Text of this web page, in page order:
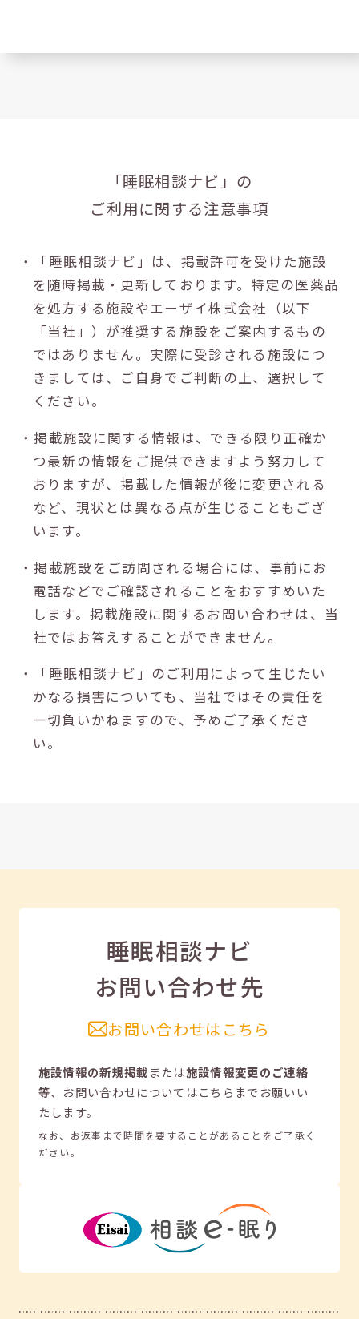
「睡眠相談ナビ」の
ご利用に関する注意事項
・「睡眠相談ナビ」は、掲載許可を受けた施設
を随時掲載・更新しております。特定の医薬品
を処方する施設やエーザイ株式会社（以下
「当社」）が推奨する施設をご案内するもの
ではありません。実際に受診される施設につ
きましては、ご自身でご判断の上、選択して
ください。
・掲載施設に関する情報は、できる限り正確か
つ最新の情報をご提供できますよう努力して
おりますが、掲載した情報が後に変更される
など、現状とは異なる点が生じることもござ
います。
・掲載施設をご訪問される場合には、事前にお
電話などでご確認されることをおすすめいた
します。掲載施設に関するお問い合わせは、当
社ではお答えすることができません。
・「睡眠相談ナビ」のご利用によって生じたい
かなる損害についても、当社ではその責任を
一切負いかねますので、予めご了承くださ
い。
睡眠相談ナビ
お問い合わせ先
お問い合わせはこちら
施設情報の新規掲載または施設情報変更のご連絡
等、 お問い合わせについてはこちらまでお願いい
たします。
なお、お返事まで時間を要することがあることをご了承く
ださい。